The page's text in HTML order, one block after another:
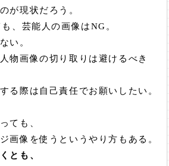
が現状だろう。
、芸能人の画像はNG。
い。
物画像の切り取りは避けるべき
る際は自己責任でお願いしたい。
ても、
画像を使うというやり方もある。
とも、